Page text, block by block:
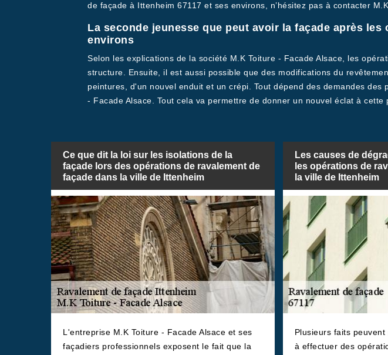
de façade à Ittenheim 67117 et ses environs, n’hésitez pas à contacter
La seconde jeunesse que peut avoir la façade après
environs
Selon les explications de la société M.K Toiture - Facade Alsace, les
structure. Ensuite, il est aussi possible que des modifications du
peintures, d'un nouvel enduit et un crépi. Tout dépend des demandes
- Facade Alsace. Tout cela va permettre de donner un nouvel éclat à cette
Ce que dit la loi sur les isolations de la
façade lors des opérations de ravalement de
façade dans la ville de Ittenheim
L'entreprise M.K Toiture - Facade Alsace et ses
façadiers professionnels exposent le fait que la
Les causes de
les opérations de
la ville de Ittenheim
Plusieurs faits
à effectuer des